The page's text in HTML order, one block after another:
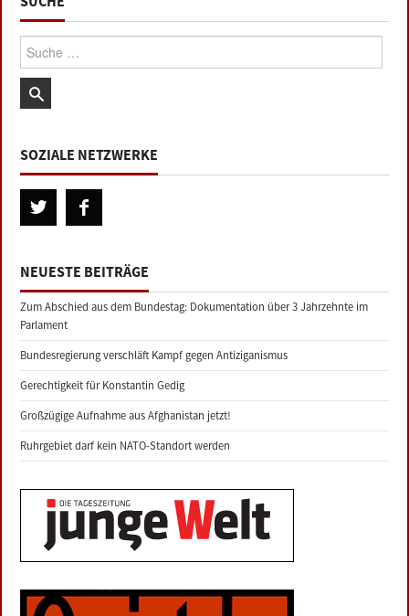
Suche:
SOZIALE NETZWERKE
NEUESTE BEITRÄGE
Zum Abschied aus dem Bundestag: Dokumentation über 3 Jahrzehnte im
Parlament
Bundesregierung verschläft Kampf gegen Antiziganismus
Gerechtigkeit für Konstantin Gedig
Großzügige Aufnahme aus Afghanistan jetzt!
Ruhrgebiet darf kein NATO-Standort werden